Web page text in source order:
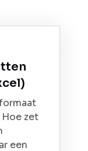
zet
een